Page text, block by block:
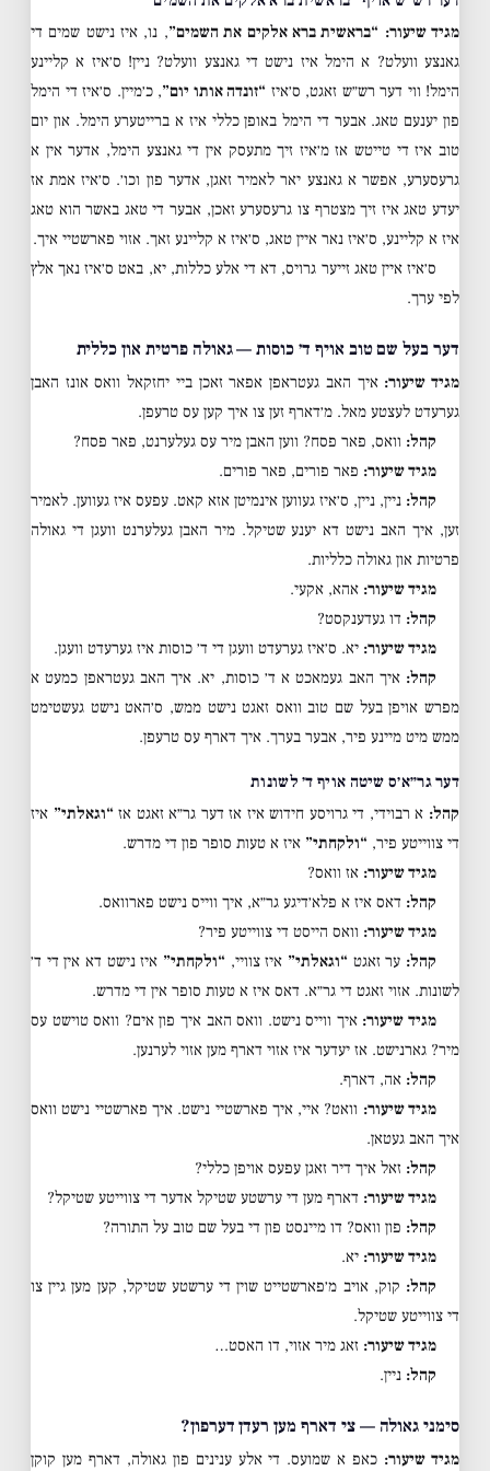
מגיד שיעור: “בראשית ברא אלקים את השמים”, נו, איז נישט שמים די
גאנצע וועלט? א הימל איז נישט די גאנצע וועלט? ניין! ס׳איז א קליינע
הימל! ווי דער רש״ש זאגט, ס׳איז “זונדה אותו יום”, כ׳מיין. ס׳איז די הימל
פון יענעם טאג. אבער די הימל באופן כללי איז א ברייטערע הימל. און יום
טוב איז די טייטש אז מ׳איז זיך מתעסק אין די גאנצע הימל, אדער אין א
גרעסערע, אפשר א גאנצע יאר לאמיר זאגן, אדער פון וכו׳. ס׳איז אמת אז
יעדע טאג איז זיך מצטרף צו גרעסערע זאכן, אבער די טאג באשר הוא טאג
איז א קליינע, ס׳איז נאר איין טאג, ס׳איז א קליינע זאך. אזוי פארשטיי איך.
ס׳איז איין טאג זייער גרויס, דא די אלע כללות, יא, באט ס׳איז נאך אלץ
לפי ערך.
דער בעל שם טוב אויף ד׳ כוסות — גאולה פרטית און כללית
מגיד שיעור: איך האב געטראפן אפאר זאכן ביי יחזקאל וואס אונז האבן
גערעדט לעצטע מאל. מ׳דארף זען צו איך קען עס טרעפן.
קהל: וואס, פאר פסח? ווען האבן מיר עס געלערנט, פאר פסח?
מגיד שיעור: פאר פורים, פאר פורים.
קהל: ניין, ניין, ס׳איז געווען אינמיטן אזא קאט. עפעס איז געווען. לאמיר
זען, איך האב נישט דא יענע שטיקל. מיר האבן געלערנט וועגן די גאולה
פרטיות און גאולה כלליות.
מגיד שיעור: אהא, אקעי.
קהל: דו געדענקסט?
מגיד שיעור: יא. ס׳איז גערעדט וועגן די ד׳ כוסות איז גערעדט וועגן.
קהל: איך האב געמאכט א ד׳ כוסות, יא. איך האב געטראפן כמעט א
מפרש אויפן בעל שם טוב וואס זאגט נישט ממש, ס׳האט נישט געשטימט
ממש מיט מיינע פיר, אבער בערך. איך דארף עס טרעפן.
דער גר״א׳ס שיטה אויף ד׳ לשונות
קהל: א רבוידי, די גרויסע חידוש איז אז דער גר״א זאגט אז“וגאלתי” איז
די צווייטע פיר, “ולקחתי” איז א טעות סופר פון די מדרש.
מגיד שיעור: אז וואס?
קהל: דאס איז א פלא׳דיגע גר״א, איך ווייס נישט פארוואס.
מגיד שיעור: וואס הייסט די צווייטע פיר?
קהל: ער זאגט “וגאלתי” איז צוויי, “ולקחתי” איז נישט דא אין די ד׳
לשונות. אזוי זאגט די גר״א. דאס איז א טעות סופר אין די מדרש.
מגיד שיעור: איך ווייס נישט. וואס האב איך פון אים? וואס טוישט עס
מיר? גארנישט. אז יעדער איז אזוי דארף מען אזוי לערנען.
קהל: אה, דארף.
מגיד שיעור: וואט? איי, איך פארשטיי נישט. איך פארשטיי נישט וואס
איך האב געטאן.
קהל: זאל איך דיר זאגן עפעס אויפן כללי?
מגיד שיעור: דארף מען די ערשטע שטיקל אדער די צווייטע שטיקל?
קהל: פון וואס? דו מיינסט פון די בעל שם טוב על התורה?
מגיד שיעור: יא.
קהל: קוק, אויב מ׳פארשטייט שוין די ערשטע שטיקל, קען מען גיין צו
די צווייטע שטיקל.
מגיד שיעור: זאג מיר אזוי, דו האסט…
קהל: ניין.
סימני גאולה — צי דארף מען רעדן דערפון?
מגיד שיעור: כאפ א שמועס. די אלע ענינים פון גאולה, דארף מען קוקן